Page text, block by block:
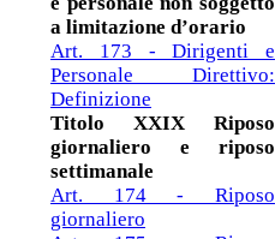
a limitazione d’orario
Art. 173 - Dirigenti e
Personale Direttivo:
Definizione
Titolo XXIX Riposo
giornaliero e riposo
settimanale
Art. 174 - Riposo
giornaliero